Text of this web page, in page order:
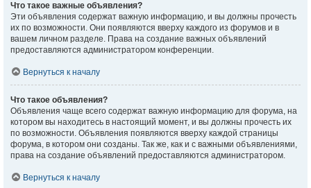
Что такое важные объявления?
Эти объявления содержат важную информацию, и вы должны прочесть
их по возможности. Они появляются вверху каждого из форумов и в
вашем личном разделе. Права на создание важных объявлений
предоставляются администратором конференции.
Вернуться к началу
Что такое объявления?
Объявления чаще всего содержат важную информацию для форума, на
котором вы находитесь в настоящий момент, и вы должны прочесть их
по возможности. Объявления появляются вверху каждой страницы
форума, в котором они созданы. Так же, как и с важными объявлениями,
права на создание объявлений предоставляются администратором.
Вернуться к началу